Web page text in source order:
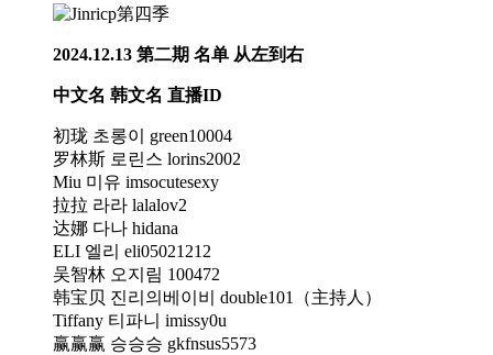
2024.12.13 第二期 名单 从左到右
中文名 韩文名 直播ID
初珑 초롱이 green10004
罗林斯 로린스 lorins2002
Miu 미유 imsocutesexy
拉拉 라라 lalalov2
达娜 다나 hidana
ELI 엘리 eli05021212
吴智林 오지림 100472
韩宝贝 진리의베이비 double101（主持人）
Tiffany 티파니 imissy0u
赢赢赢 승승승 gkfnsus5573